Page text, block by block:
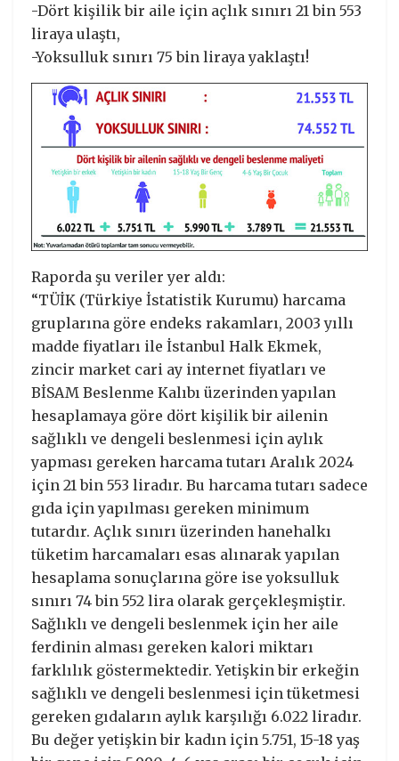
-Dört kişilik bir aile için açlık sınırı 21 bin 553
liraya ulaştı,
-Yoksulluk sınırı 75 bin liraya yaklaştı!
Raporda şu veriler yer aldı:
“TÜİK (Türkiye İstatistik Kurumu) harcama
gruplarına göre endeks rakamları, 2003 yıllı
madde fiyatları ile İstanbul Halk Ekmek,
zincir market cari ay internet fiyatları ve
BİSAM Beslenme Kalıbı üzerinden yapılan
hesaplamaya göre dört kişilik bir ailenin
sağlıklı ve dengeli beslenmesi için aylık
yapması gereken harcama tutarı Aralık 2024
için 21 bin 553 liradır. Bu harcama tutarı sadece
gıda için yapılması gereken minimum
tutardır. Açlık sınırı üzerinden hanehalkı
tüketim harcamaları esas alınarak yapılan
hesaplama sonuçlarına göre ise yoksulluk
sınırı 74 bin 552 lira olarak gerçekleşmiştir.
Sağlıklı ve dengeli beslenmek için her aile
ferdinin alması gereken kalori miktarı
farklılık göstermektedir. Yetişkin bir erkeğin
sağlıklı ve dengeli beslenmesi için tüketmesi
gereken gıdaların aylık karşılığı 6.022 liradır.
Bu değer yetişkin bir kadın için 5.751, 15-18 yaş